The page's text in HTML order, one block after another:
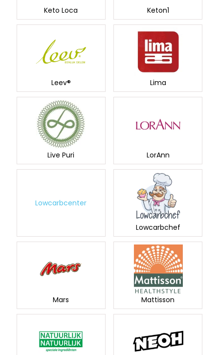
Keto Loca Keton1
Leev® Lima
Live Puri LorAnn
Lowcarbcenter
Lowcarbchef
Mars Mattisson